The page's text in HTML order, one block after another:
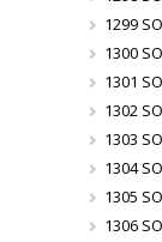
1299
1300
1301
1302
1303
1304
1305
1306